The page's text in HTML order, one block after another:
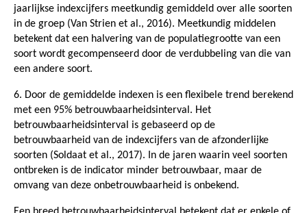
jaarlijkse indexcijfers meetkundig gemiddeld over alle soorten
in de groep (Van Strien et al., 2016). Meetkundig middelen
betekent dat een halvering van de populatiegrootte van een
soort wordt gecompenseerd door de verdubbeling van die van
een andere soort.
6. Door de gemiddelde indexen is een flexibele trend berekend
met een 95% betrouwbaarheidsinterval. Het
betrouwbaarheidsinterval is gebaseerd op de
betrouwbaarheid van de indexcijfers van de afzonderlijke
soorten (Soldaat et al., 2017). In de jaren waarin veel soorten
ontbreken is de indicator minder betrouwbaar, maar de
omvang van deze onbetrouwbaarheid is onbekend.